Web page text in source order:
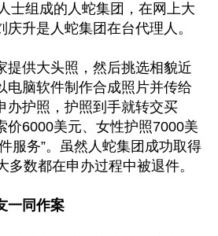
士组成的人蛇集团，在网上大
升是人蛇集团在台代理人。
提供大头照，然后挑选相貌近
电脑软件制作合成照片并传给
办护照，护照到手就转交买
价6000美元、女性护照7000美
服务”。虽然人蛇集团成功取得
多数都在申办过程中被退件。
一同作案